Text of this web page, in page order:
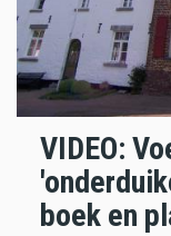
VIDEO:
boek en